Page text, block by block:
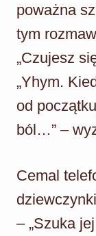
poważna
tym
„Czujesz
„Yhym.
od
ból…” –
Cemal
– „Szuka